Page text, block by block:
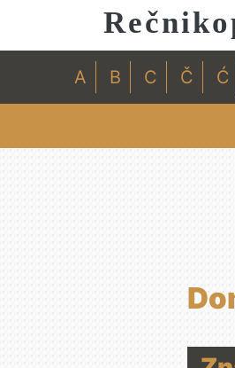
A B C Č Ć